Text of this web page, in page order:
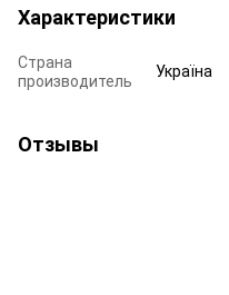
Характеристики
Страна
производитель
Україна
Отзывы